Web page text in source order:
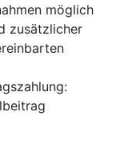
möglich
zusätzlicher